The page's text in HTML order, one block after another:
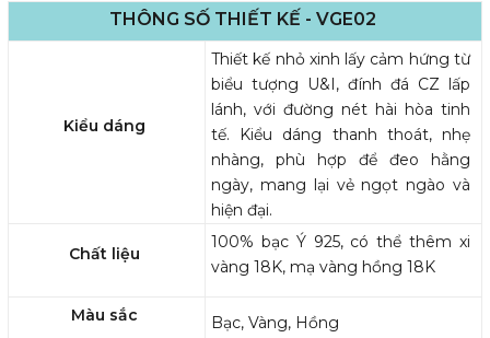
THÔNG SỐ THIẾT KẾ - VGE02
Kiểu dáng
Thiết kế nhỏ xinh lấy cảm hứng từ
biểu tượng U&I, đính đá CZ lấp
lánh, với đường nét hài hòa tinh
tế. Kiểu dáng thanh thoát, nhẹ
nhàng, phù hợp để đeo hằng
ngày, mang lại vẻ ngọt ngào và
hiện đại.
Chất liệu
100% bạc Ý 925, có thể thêm xi
vàng 18K, mạ vàng hồng 18K
Màu sắc Bạc, Vàng, Hồng